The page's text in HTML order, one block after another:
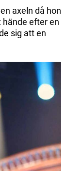
axeln då hon
efter en
sig att en